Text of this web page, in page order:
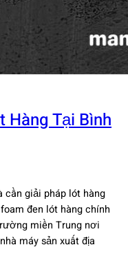
Hàng Tại Bình
cần giải pháp lót hàng
đen lót hàng chính
miền Trung nơi
máy sản xuất địa